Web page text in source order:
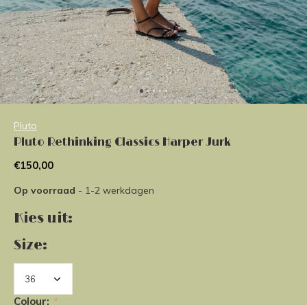
Pluto
Pluto Rethinking Classics Harper Jurk
€150,00
Op voorraad - 1-2 werkdagen
Kies uit:
Size:
Colour: *